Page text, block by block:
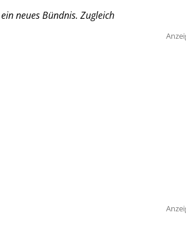
neues Bündnis. Zugleich